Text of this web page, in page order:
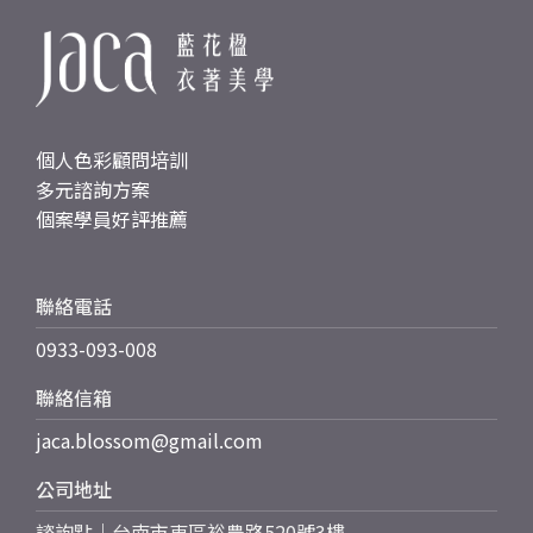
個人色彩顧問培訓
多元諮詢方案
個案學員好評推薦
聯絡電話
0933-093-008
聯絡信箱
jaca.blossom@gmail.com
公司地址